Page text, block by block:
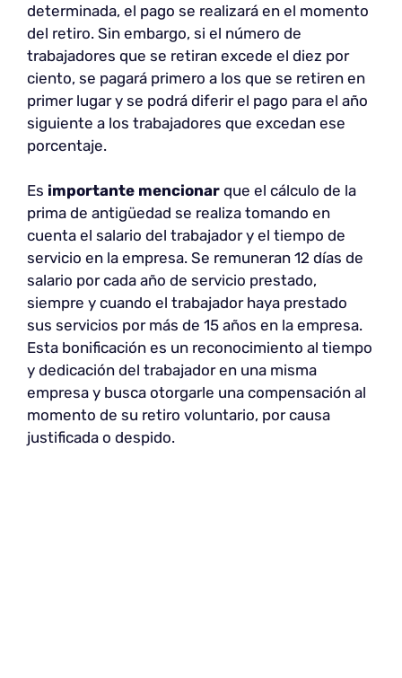
determinada, el pago se realizará en el momento
del retiro. Sin embargo, si el número de
trabajadores que se retiran excede el diez por
ciento, se pagará primero a los que se retiren en
primer lugar y se podrá diferir el pago para el año
siguiente a los trabajadores que excedan ese
porcentaje.
Es importante mencionar que el cálculo de la
prima de antigüedad se realiza tomando en
cuenta el salario del trabajador y el tiempo de
servicio en la empresa. Se remuneran 12 días de
salario por cada año de servicio prestado,
siempre y cuando el trabajador haya prestado
sus servicios por más de 15 años en la empresa.
Esta bonificación es un reconocimiento al tiempo
y dedicación del trabajador en una misma
empresa y busca otorgarle una compensación al
momento de su retiro voluntario, por causa
justificada o despido.